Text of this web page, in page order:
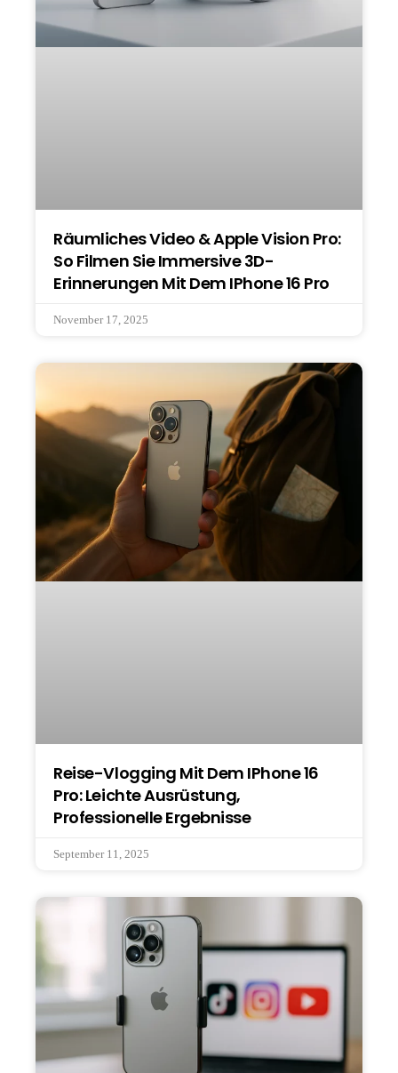
Räumliches Video & Apple Vision Pro:
So Filmen Sie Immersive 3D-
Erinnerungen Mit Dem IPhone 16 Pro
November 17, 2025
Reise-Vlogging Mit Dem IPhone 16
Pro: Leichte Ausrüstung,
Professionelle Ergebnisse
September 11, 2025